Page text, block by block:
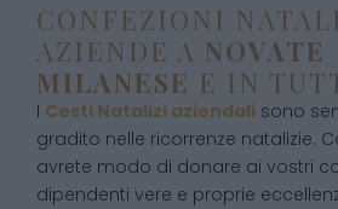
CONFEZIONI
AZIENDE A NOVATE
MILANESE E IN
I Cesti Natalizi aziendali sono
gradito nelle ricorrenze natalizie.
avrete modo di donare ai vostri
dipendenti vere e proprie